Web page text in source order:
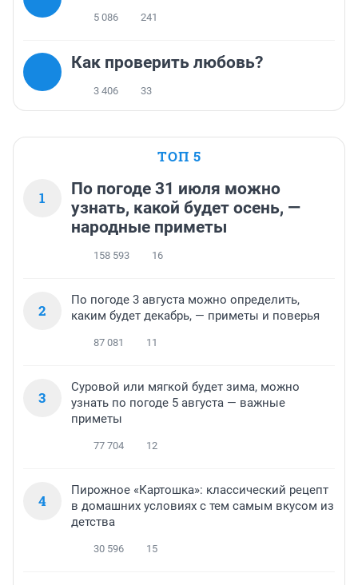
5 086 241
Как проверить любовь?
3 406 33
ТОП 5
1
По погоде 31 июля можно
узнать, какой будет осень, —
народные приметы
158 593 16
2
По погоде 3 августа можно определить,
каким будет декабрь, — приметы и поверья
87 081 11
3
Суровой или мягкой будет зима, можно
узнать по погоде 5 августа — важные
приметы
77 704 12
4
Пирожное «Картошка»: классический рецепт
в домашних условиях с тем самым вкусом из
детства
30 596 15